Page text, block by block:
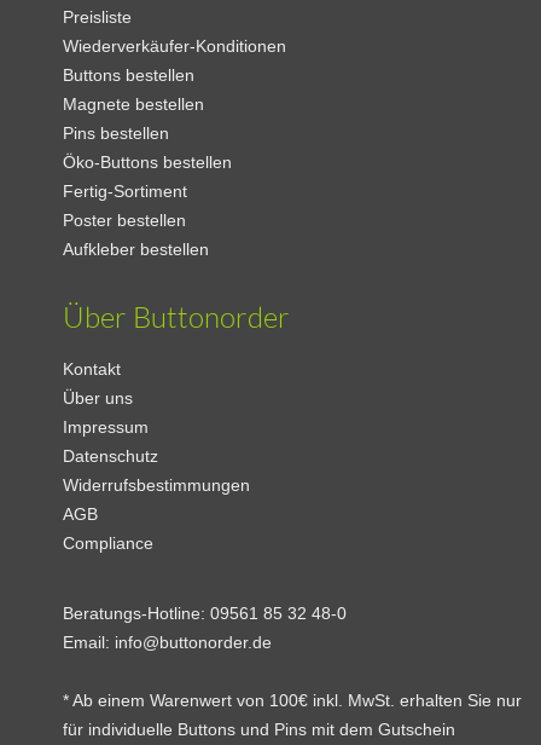
Preisliste
Wiederverkäufer-Konditionen
Buttons bestellen
Magnete bestellen
Pins bestellen
Öko-Buttons bestellen
Fertig-Sortiment
Poster bestellen
Aufkleber bestellen
Über Buttonorder
Kontakt
Über uns
Impressum
Datenschutz
Widerrufsbestimmungen
AGB
Compliance
Beratungs-Hotline:09561 85 32 48-0
Email: info@buttonorder.de
* Ab einem Warenwert von 100€ inkl. MwSt. erhalten Sie nur
für individuelle Buttons und Pins mit dem Gutschein